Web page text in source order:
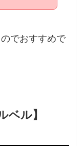
でおすすめで
ベル】